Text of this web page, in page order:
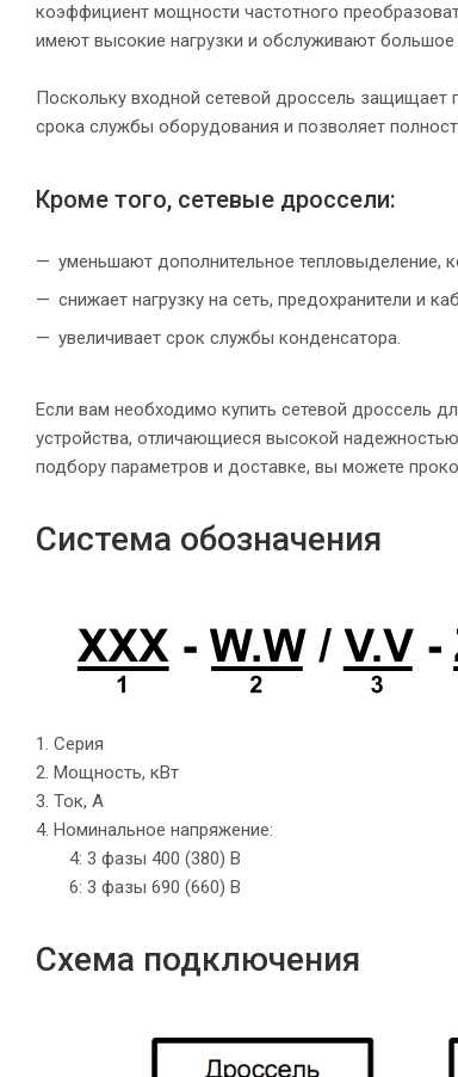
коэффициент мощности частотного
имеют высокие нагрузки и обслуживают большое
Поскольку входной сетевой дроссель защищает
срока службы оборудования и позволяет
Кроме того, сетевые дроссели:
уменьшают дополнительное тепловыделение,
снижает нагрузку на сеть, предохранители и
увеличивает срок службы конденсатора.
Если вам необходимо купить сетевой дроссель
устройства, отличающиеся высокой
подбору параметров и доставке, вы можете
Система обозначения
1. Серия
2. Мощность, кВт
3. Ток, А
4. Номинальное напряжение:
4: 3 фазы 400 (380) В
6: 3 фазы 690 (660) В
Схема подключения